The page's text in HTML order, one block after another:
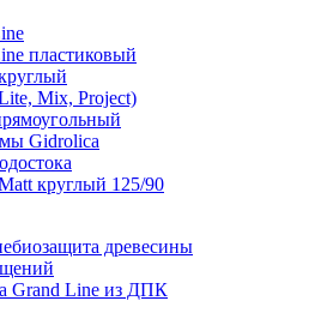
пластиковый
Mix, Project)
Gidrolica
круглый 125/90
древесины
Grand Line из ДПК